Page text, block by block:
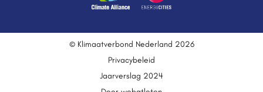
© Klimaatverbond Nederland 2026
Privacybeleid
Jaarverslag 2024